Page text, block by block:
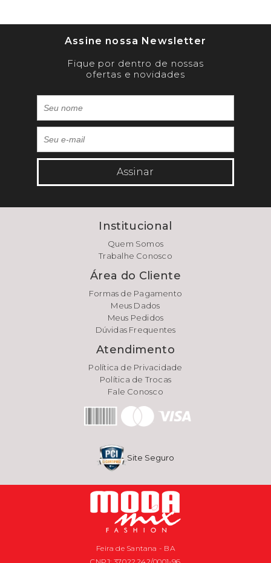
Assine nossa Newsletter
Fique por dentro de nossas
ofertas e novidades
Assinar
Institucional
Quem Somos
Trabalhe Conosco
Área do Cliente
Formas de Pagamento
Meus Dados
Meus Pedidos
Dúvidas Frequentes
Atendimento
Política de Privacidade
Política de Trocas
Fale Conosco
Site Seguro
Feira de Santana - BA